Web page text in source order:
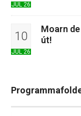
JUL 26
10
JUL 26
Moarn
út!